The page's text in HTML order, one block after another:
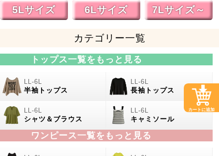
5Lサイズ
6Lサイズ 7Lサイズ～
カテゴリー一覧
トップス一覧をもっと見る
半袖トップス 長袖トップス
シャツ＆ブラウス キャミソール
ワンピース一覧をもっと見る
カートに追加